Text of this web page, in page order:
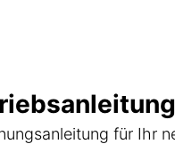
für Ihr